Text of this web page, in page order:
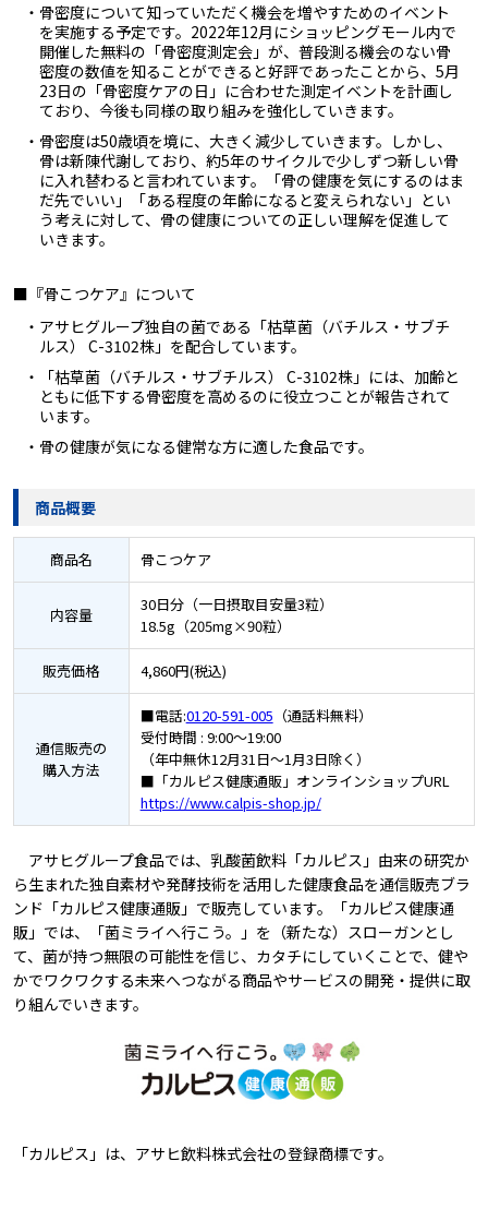
・骨密度について知っていただく機会を増やすためのイベント
を実施する予定です。2022年12月にショッピングモール内で
開催した無料の「骨密度測定会」が、普段測る機会のない骨
密度の数値を知ることができると好評であったことから、5月
23日の「骨密度ケアの日」に合わせた測定イベントを計画し
ており、今後も同様の取り組みを強化していきます。
・骨密度は50歳頃を境に、大きく減少していきます。しかし、
骨は新陳代謝しており、約5年のサイクルで少しずつ新しい骨
に入れ替わると言われています。「骨の健康を気にするのはま
だ先でいい」「ある程度の年齢になると変えられない」とい
う考えに対して、骨の健康についての正しい理解を促進して
いきます。
■『骨こつケア』について
・アサヒグループ独自の菌である「枯草菌（バチルス・サブチ
ルス） C-3102株」を配合しています。
・「枯草菌（バチルス・サブチルス） C-3102株」には、加齢と
ともに低下する骨密度を高めるのに役立つことが報告されて
います。
・骨の健康が気になる健常な方に適した食品です。
商品概要
商品名 骨こつケア
内容量
30日分（一日摂取目安量3粒）
18.5g（205mg×90粒）
販売価格 4,860円(税込)
通信販売の
購入方法
■電話:0120-591-005 （通話料無料）
受付時間 : 9:00～19:00
（年中無休12月31日～1月3日除く）
■「カルピス健康通販」オンラインショップURL
https://www.calpis-shop.jp/
アサヒグループ食品では、乳酸菌飲料「カルピス」由来の研究か
ら生まれた独自素材や発酵技術を活用した健康食品を通信販売ブラ
ンド「カルピス健康通販」で販売しています。「カルピス健康通
販」では、「菌ミライへ行こう。」を（新たな）スローガンとし
て、菌が持つ無限の可能性を信じ、カタチにしていくことで、健や
かでワクワクする未来へつながる商品やサービスの開発・提供に取
り組んでいきます。
「カルピス」は、アサヒ飲料株式会社の登録商標です。